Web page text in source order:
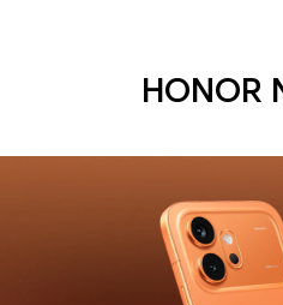
HONOR